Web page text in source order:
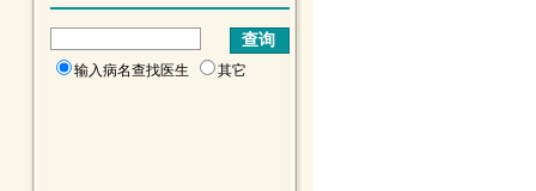
输入病名查找医生 其它